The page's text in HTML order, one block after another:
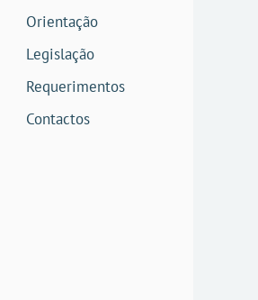
Orientação
Legislação
Requerimentos
Contactos